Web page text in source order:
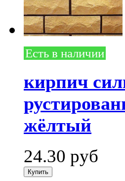
Есть в наличии
кирпич
жёлтый
24.30 руб